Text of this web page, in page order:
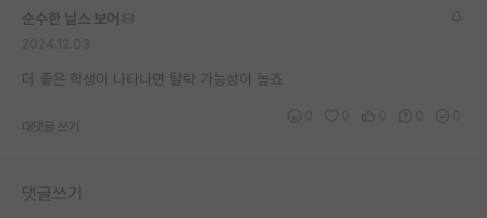
순수한 닐스 보어
더 좋은 학생이 나타나면 탈락 가능성이 높죠
대댓글 쓰기
댓글쓰기